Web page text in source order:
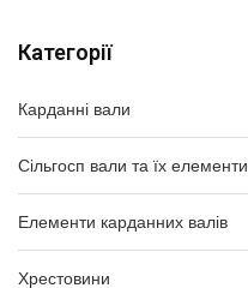
Категорії
Карданні вали
Сільгосп вали та їх елементи
Елементи карданних валів
Хрестовини